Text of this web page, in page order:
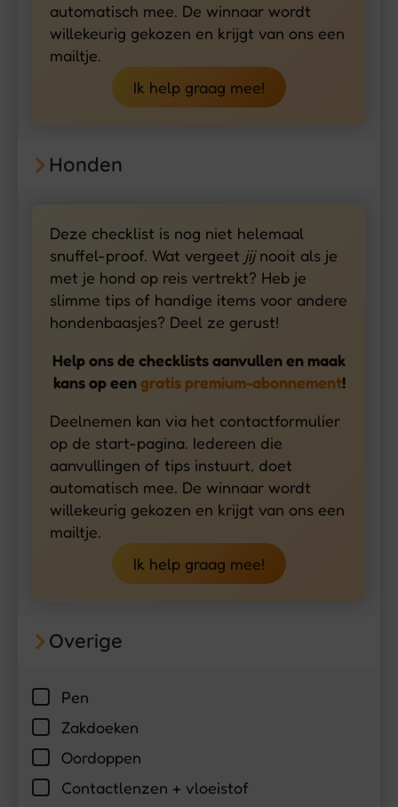
automatisch mee. De winnaar wordt
willekeurig gekozen en krijgt van ons een
mailtje.
Ik help graag mee!
Honden
Deze checklist is nog niet helemaal
snuffel-proof. Wat vergeet jijnooit als je
met je hond op reis vertrekt? Heb je
slimme tips of handige items voor andere
hondenbaasjes? Deel ze gerust!
Help ons de checklists aanvullen en maak
kans op eengratis premium-abonnement!
Deelnemen kan via het contactformulier
op de start-pagina. Iedereen die
aanvullingen of tips instuurt, doet
automatisch mee. De winnaar wordt
willekeurig gekozen en krijgt van ons een
mailtje.
Ik help graag mee!
Overige
Pen
Zakdoeken
Oordoppen
Contactlenzen + vloeistof